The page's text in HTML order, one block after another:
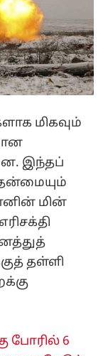
மிகவும்
இந்தப்
மின்
தள்ளி
போரில் 6